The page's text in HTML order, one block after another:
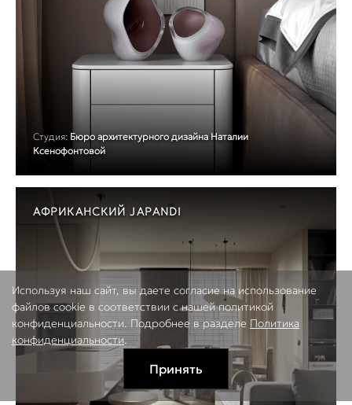
Студия: Бюро архитектурного дизайна Наталии
Ксенофонтовой
АФРИКАНСКИЙ JAPANDI
Используя наш сайт, вы даете согласие на использование
файлов cookie в соответствии с нашей политикой
конфиденциальности. Подробнее в разделе Политика
конфиденциальности.
Принять